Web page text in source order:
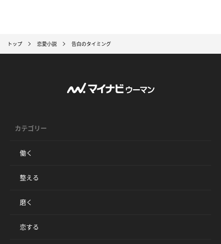
トップ 恋愛小説 告白のタイミング
カテゴリー
働く
整える
磨く
恋する